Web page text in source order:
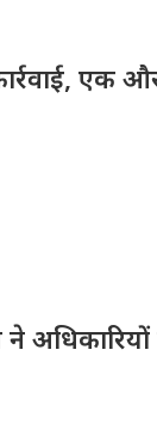
एक
ने